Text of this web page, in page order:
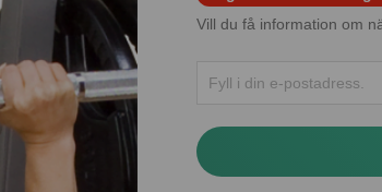
Vill du få information om